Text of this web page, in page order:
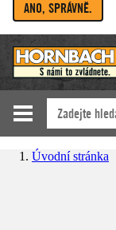
ANO, SPRÁVNĚ.
Úvodní stránka